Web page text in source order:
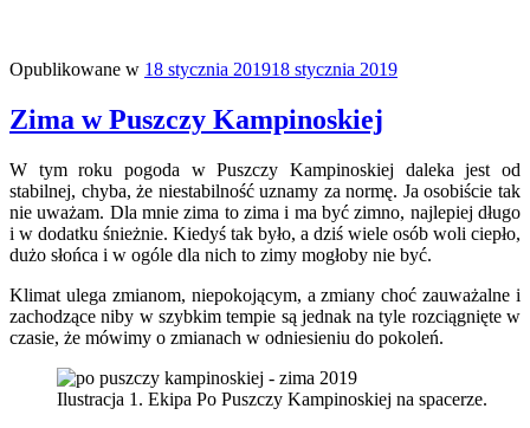
Opublikowane w 18 stycznia 201918 stycznia 2019
Zima w Puszczy Kampinoskiej
W tym roku pogoda w Puszczy Kampinoskiej daleka jest od
stabilnej, chyba, że niestabilność uznamy za normę. Ja osobiście tak
nie uważam. Dla mnie zima to zima i ma być zimno, najlepiej długo
i w dodatku śnieżnie. Kiedyś tak było, a dziś wiele osób woli ciepło,
dużo słońca i w ogóle dla nich to zimy mogłoby nie być.
Klimat ulega zmianom, niepokojącym, a zmiany choć zauważalne i
zachodzące niby w szybkim tempie są jednak na tyle rozciągnięte w
czasie, że mówimy o zmianach w odniesieniu do pokoleń.
Ilustracja 1. Ekipa Po Puszczy Kampinoskiej na spacerze.